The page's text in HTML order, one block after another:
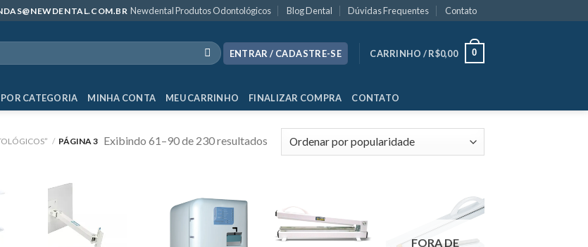
Newdental Produtos Odontológicos Blog Dental Dúvidas Frequentes Contato
ENTRAR / CADASTRE-SE CARRINHO /R$0,00 0
CATEGORIA MINHA CONTA MEU CARRINHO FINALIZAR COMPRA CONTATO
/ PÁGINA 3 Exibindo 61–90 de 230 resultados
FORA DE